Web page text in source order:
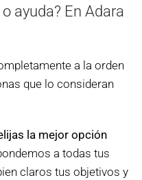
ayuda? En Adara
a la orden
que lo consideran
la mejor opción
a todas tus
claros tus objetivos y